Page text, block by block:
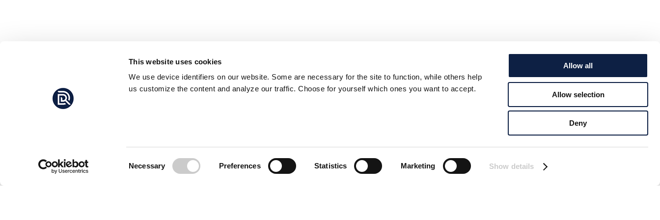
This website uses cookies
We use device identifiers on our website. Some are necessary for the site to function, while others help
us customize the content and analyze our traffic. Choose for yourself which ones you want to accept.
Necessary Preferences Statistics Marketing Show details
Allow all
Allow selection
Deny